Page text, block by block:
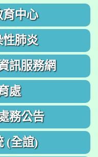
育中心
性肺炎
訊服務網
處
務公告
(全誼)